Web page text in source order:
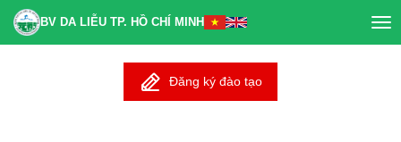
BV DA LIỄU TP. HỒ CHÍ MINH
Đăng ký đào tạo